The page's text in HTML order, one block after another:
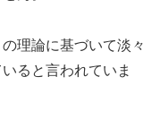
理論に基づいて淡々
ると言われていま